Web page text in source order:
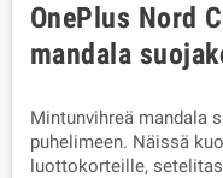
OnePlus Nord
mandala
Mintunvihreä mandala
puhelimeen. Näissä
luottokorteille,